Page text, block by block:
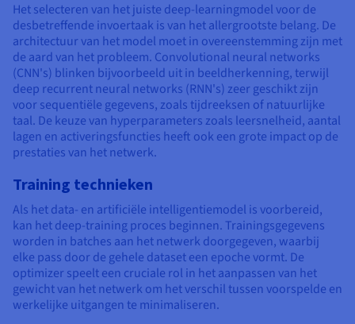
Het selecteren van het juiste deep-learningmodel voor de
desbetreffende invoertaak is van het allergrootste belang. De
architectuur van het model moet in overeenstemming zijn met
de aard van het probleem. Convolutional neural networks
(CNN's) blinken bijvoorbeeld uit in beeldherkenning, terwijl
deep recurrent neural networks (RNN's) zeer geschikt zijn
voor sequentiële gegevens, zoals tijdreeksen of natuurlijke
taal. De keuze van hyperparameters zoals leersnelheid, aantal
lagen en activeringsfuncties heeft ook een grote impact op de
prestaties van het netwerk.
Training technieken
Als het data- en artificiële intelligentiemodel is voorbereid,
kan het deep-training proces beginnen. Trainingsgegevens
worden in batches aan het netwerk doorgegeven, waarbij
elke pass door de gehele dataset een epoche vormt. De
optimizer speelt een cruciale rol in het aanpassen van het
gewicht van het netwerk om het verschil tussen voorspelde en
werkelijke uitgangen te minimaliseren.